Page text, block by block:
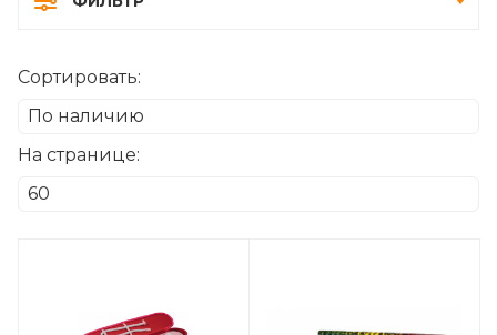
Сортировать:
На странице: